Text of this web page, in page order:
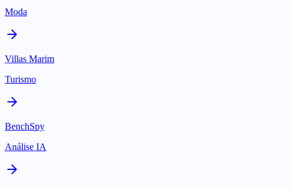
Moda
Villas Marim
Turismo
BenchSpy
Análise IA